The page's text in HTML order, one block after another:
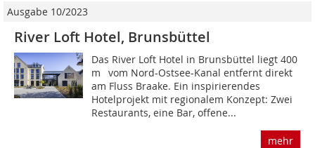
Ausgabe 10/2023
River Loft Hotel, Brunsbüttel
Das River Loft Hotel in Brunsbüttel liegt 400
m vom Nord-Ostsee-Kanal entfernt direkt
am Fluss Braake. Ein inspirierendes
Hotelprojekt mit regionalem Konzept: Zwei
Restaurants, eine Bar, offene...
mehr